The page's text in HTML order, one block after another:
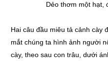
Dẻo thơm một hạt,
Hai câu đầu miêu tả cảnh cày
mắt chúng ta hình ảnh người
cày, theo sau con trâu, dưới